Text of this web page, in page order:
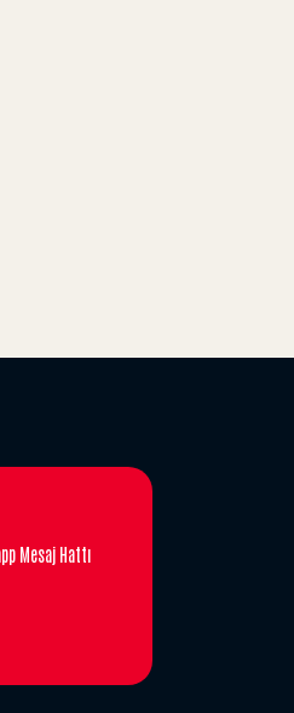
Mesaj Hattı